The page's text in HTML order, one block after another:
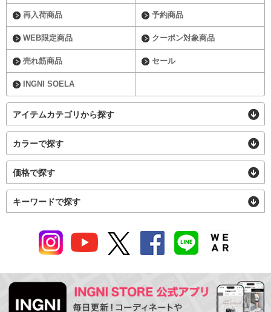
再入荷商品 予約商品
WEB限定商品 クーポン対象商品
売れ筋商品 セール
INGNI SOELA
アイテムカテゴリから探す
カラーで探す
価格で探す
キーワードで探す